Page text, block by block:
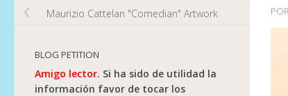
Maurizio Cattelan "Comedian" Artwork
BLOG PETITION
Amigo lector. Si ha sido de utilidad la
información favor de tocar los